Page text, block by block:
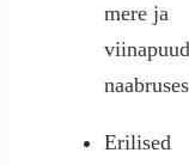
mere ja
naabruses
Erilised